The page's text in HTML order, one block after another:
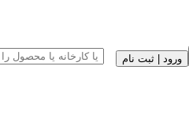
ورود | ثبت نام